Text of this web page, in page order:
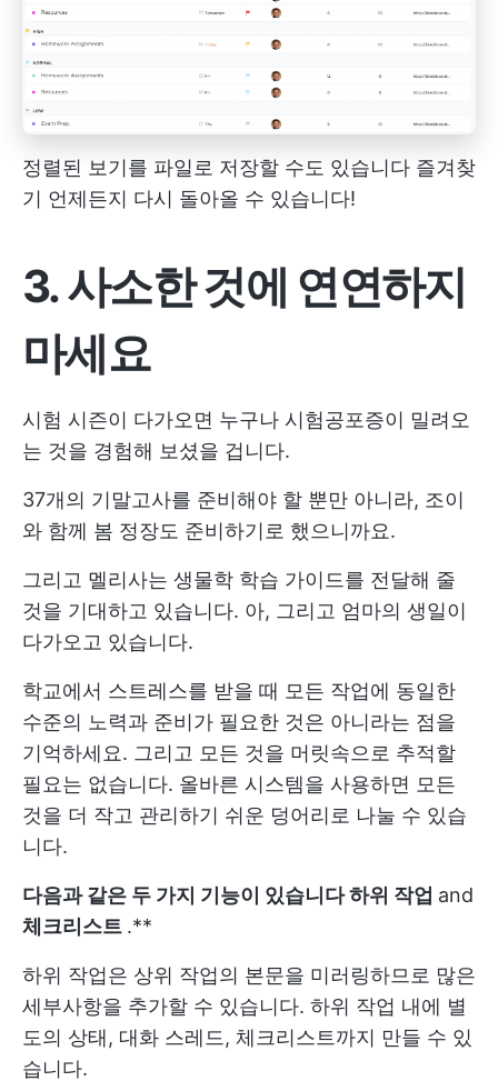
정렬된 보기를 파일로 저장할 수도 있습니다 즐겨찾
기 언제든지 다시 돌아올 수 있습니다!
3. 사소한 것에 연연하지
마세요
시험 시즌이 다가오면 누구나 시험공포증이 밀려오
는 것을 경험해 보셨을 겁니다.
37개의 기말고사를 준비해야 할 뿐만 아니라, 조이
와 함께 봄 정장도 준비하기로 했으니까요.
그리고 멜리사는 생물학 학습 가이드를 전달해 줄
것을 기대하고 있습니다. 아, 그리고 엄마의 생일이
다가오고 있습니다.
학교에서 스트레스를 받을 때 모든 작업에 동일한
수준의 노력과 준비가 필요한 것은 아니라는 점을
기억하세요. 그리고 모든 것을 머릿속으로 추적할
필요는 없습니다. 올바른 시스템을 사용하면 모든
것을 더 작고 관리하기 쉬운 덩어리로 나눌 수 있습
니다.
다음과 같은 두 가지 기능이 있습니다하위 작업 and
체크리스트 .**
하위 작업은 상위 작업의 본문을 미러링하므로 많은
세부사항을 추가할 수 있습니다. 하위 작업 내에 별
도의 상태, 대화 스레드, 체크리스트까지 만들 수 있
습니다.